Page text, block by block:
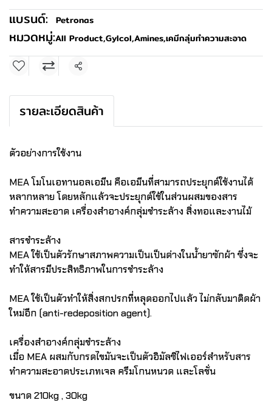
แบรนด์: Petronas
หมวดหมู่:All Product,Gylcol,Amines,เคมีกลุ่มทำความสะอาด
แชร์
รายละเอียดสินค้า
ตัวอย่างการใช้งาน
MEA โมโนเอทานอลเอมีน คือเอมีนที่สามารถประยุกต์ใช้งานได้
หลากหลาย โดยหลักแล้วจะประยุกต์ใช้ในส่วนผสมของสาร
ทำความสะอาด เครื่องสำอางค์กลุ่มชำระล้าง สิ่งทอและงานไม้
สารชำระล้าง
MEA ใช้เป็นตัวรักษาสภาพความเป็นเป็นด่างในน้ำยาซักผ้า ซึ่งจะ
ทำให้สารมีประสิทธิภาพในการชำระล้าง
MEA ใช้เป็นตัวทำให้สิ่งสกปรกที่หลุดออกไปแล้ว ไม่กลับมาติดผ้า
ใหม่อีก (anti-redeposition agent).
เครื่องสำอางค์กลุ่มชำระล้าง
เมื่อ MEA ผสมกับกรดไขมันจะเป็นตัวอิมัลซิไฟเออร์สำหรับสาร
ทำความสะอาดประเภทเจล ครีมโกนหนวด และโลชั่น
ขนาด 210kg , 30kg